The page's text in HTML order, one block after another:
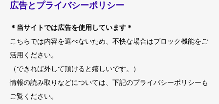
広告とプライバシーポリシー
＊当サイトでは広告を使用しています＊
こちらでは内容を選べないため、不快な場合はブロック機能をご
活用ください。
（できれば外して頂けると嬉しいです。）
情報の読み取りなどについては、下記のプライバシーポリシーも
ご覧ください。